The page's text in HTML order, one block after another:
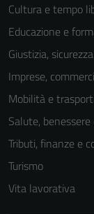
Cultura e tempo
Educazione e
Giustizia,
Imprese,
Mobilità e trasporti
Salute,
Tributi, finanze e
Turismo
Vita lavorativa